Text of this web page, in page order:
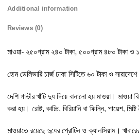
Additional information
Reviews (0)
মাওয়া- ২৫০গ্রাম ২৪০ টাকা, ৫০০গ্রাম ৪৮০ টাকা ও
হোম ডেলিভারি চার্জ ঢাকা সিটিতে ৬০ টাকা ও সারাদেশে
দেশি গাভীর খাঁটি দুধ দিয়ে বানানো হয় মাওয়া। মাওয়া
করা হয়। রোষ্ট, কাচ্চি, বিরিয়ানি বা ফিন্নি, পায়েশ,
মাওয়াতে রয়েছে দুধের প্রোটিন ও ক্যালসিয়াম।